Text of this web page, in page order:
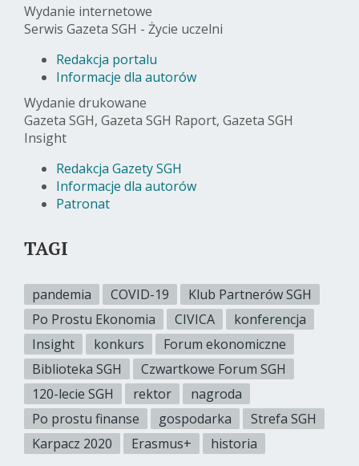
Wydanie internetowe
Serwis Gazeta SGH - Życie uczelni
Redakcja portalu
Informacje dla autorów
Wydanie drukowane
Gazeta SGH, Gazeta SGH Raport, Gazeta SGH
Insight
Redakcja Gazety SGH
Informacje dla autorów
Patronat
TAGI
pandemia COVID-19
Klub Partnerów SGH
Po Prostu Ekonomia
CIVICA
konferencja
Insight
konkurs
Forum ekonomiczne
Biblioteka SGH
Czwartkowe Forum SGH
120-lecie SGH
rektor
nagroda
Po prostu finanse
gospodarka
Strefa SGH
Karpacz 2020
Erasmus+ historia